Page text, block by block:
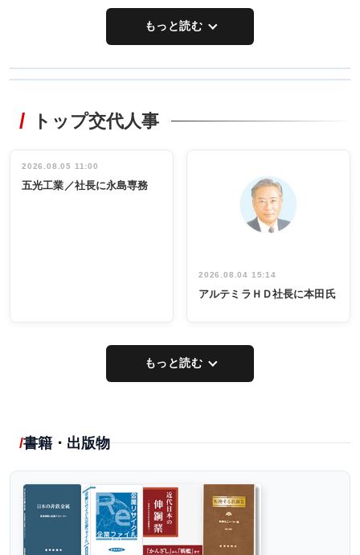
もっと読む
非鉄業界で
インタビュ
ー／社内ア
タックトレー
祝う 業界関
係者ら220人
出席
トップ交代人事
2026.08.05 11:00
五光工業／社長に永島専務
2026.08.04 15:14
アルテミラＨＤ社長に本田氏
もっと読む
書籍・出版物